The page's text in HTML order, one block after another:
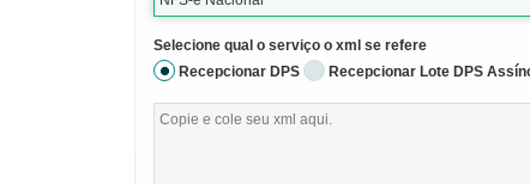
Selecione qual o serviço o xml se refere
Recepcionar DPS
Recepcionar Lote DPS